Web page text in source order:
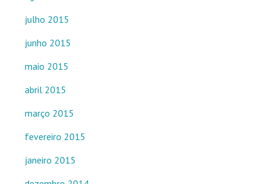
julho 2015
junho 2015
maio 2015
abril 2015
março 2015
fevereiro 2015
janeiro 2015